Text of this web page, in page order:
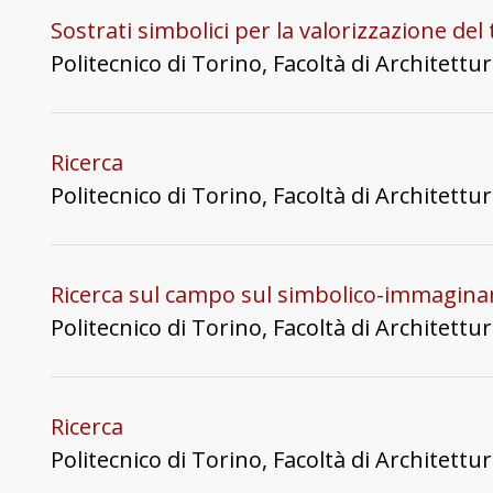
Sostrati simbolici per la valorizzazione
Politecnico di Torino, Facoltà di
Ricerca
Politecnico di Torino, Facoltà di
Ricerca sul campo sul simbolico-
Politecnico di Torino, Facoltà di
Ricerca
Politecnico di Torino, Facoltà di